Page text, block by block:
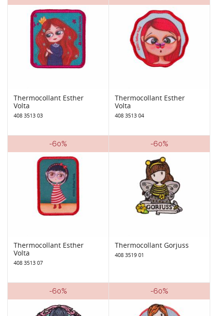
Thermocollant Esther
Volta
408 3513 03
Thermocollant Esther
Volta
408 3513 04
-60%
Thermocollant Esther
Volta
408 3513 07
-60%
Thermocollant Gorjuss
408 3519 01
-60% -60%